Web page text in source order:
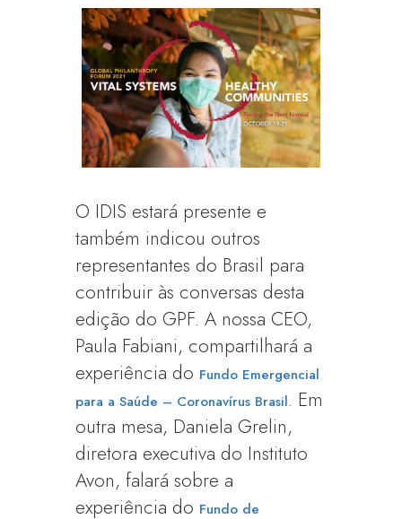
O IDIS estará presente e
também indicou outros
representantes do Brasil para
contribuir às conversas desta
edição do GPF. A nossa CEO,
Paula Fabiani, compartilhará a
experiência do Fundo Emergencial
para a Saúde – Coronavírus Brasil. Em
outra mesa, Daniela Grelin,
diretora executiva do Instituto
Avon, falará sobre a
experiência do Fundo de